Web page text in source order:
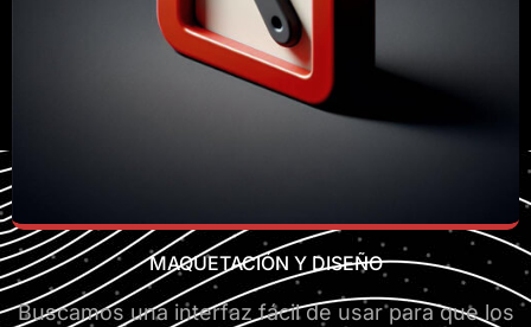
MAQUETACIÓN Y DISEÑO
Buscamos una interfaz fácil de usar para que los